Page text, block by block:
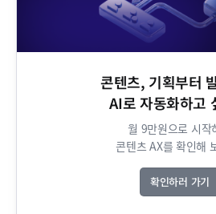
콘텐츠, 기획부터
AI로 자동화하고
월 9만원으로 시작
콘텐츠 AX를 확인해
확인하러 가기